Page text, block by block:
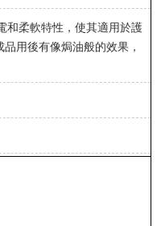
和柔軟特性，使其適用於護
用後有像焗油般的效果，